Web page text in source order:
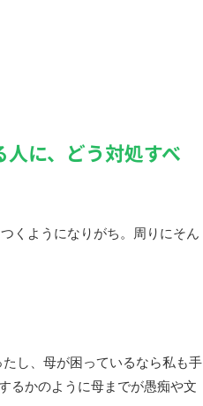
に、どう対処すべ
くようになりがち。周りにそん
し、母が困っているなら私も手
るかのように母までが愚痴や文